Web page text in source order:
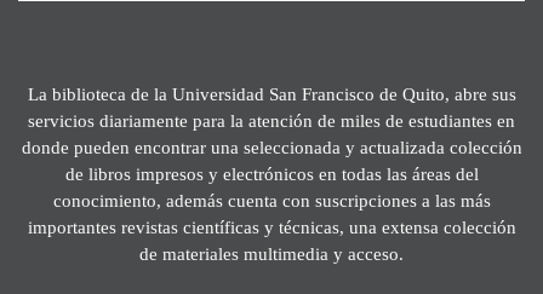
La biblioteca de la Universidad San Francisco de Quito, abre sus
servicios diariamente para la atención de miles de estudiantes en
donde pueden encontrar una seleccionada y actualizada colección
de libros impresos y electrónicos en todas las áreas del
conocimiento, además cuenta con suscripciones a las más
importantes revistas científicas y técnicas, una extensa colección
de materiales multimedia y acceso.